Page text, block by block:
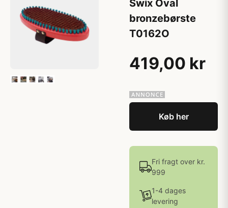
Swix Oval
bronzebørste
T0162O
419,00 kr
Køb her
Fri fragt over kr.
999
1-4 dages
levering